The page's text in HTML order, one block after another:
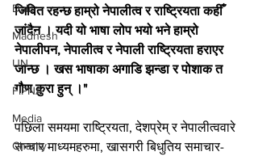
Dalit
Madhesh
UN
FIPNA
Media
Charity
जिवित रहन्छ हाम्रो नेपालीत्व र राष्ट्रियता कहीँ
जांदैन । यदी यो भाषा लोप भयो भने हाम्रो
नेपालीपन, नेपालीत्व र नेपाली राष्ट्रियता हराएर
जान्छ । खस भाषाका अगाडि झन्डा र पोशाक त
गौण कुरा हुन् ।"
पछिला समयमा राष्ट्रियता, देशप्रेम् र नेपालीत्ववारे
सन्चार माध्यमहरुमा, खासगरी बिधुतिय समाचार-